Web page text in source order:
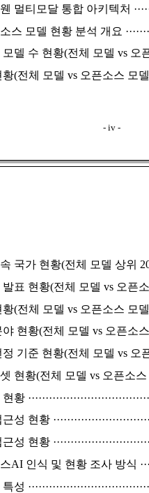
- iv -
멀티모달 통합 아키텍처
스 모델 현황 분석 개요
델 수 현황(전체 모델 vs 오
(전체 모델 vs 오픈소스 모
국가 현황(전체 모델 상위
표 현황(전체 모델 vs 오픈
(전체 모델 vs 오픈소스 모
현황(전체 모델 vs 오픈소
기준 현황(전체 모델 vs 오
현황(전체 모델 vs 오픈소
현황
근성 현황
근성 현황
AI 인식 및 현황 조사 방식
성